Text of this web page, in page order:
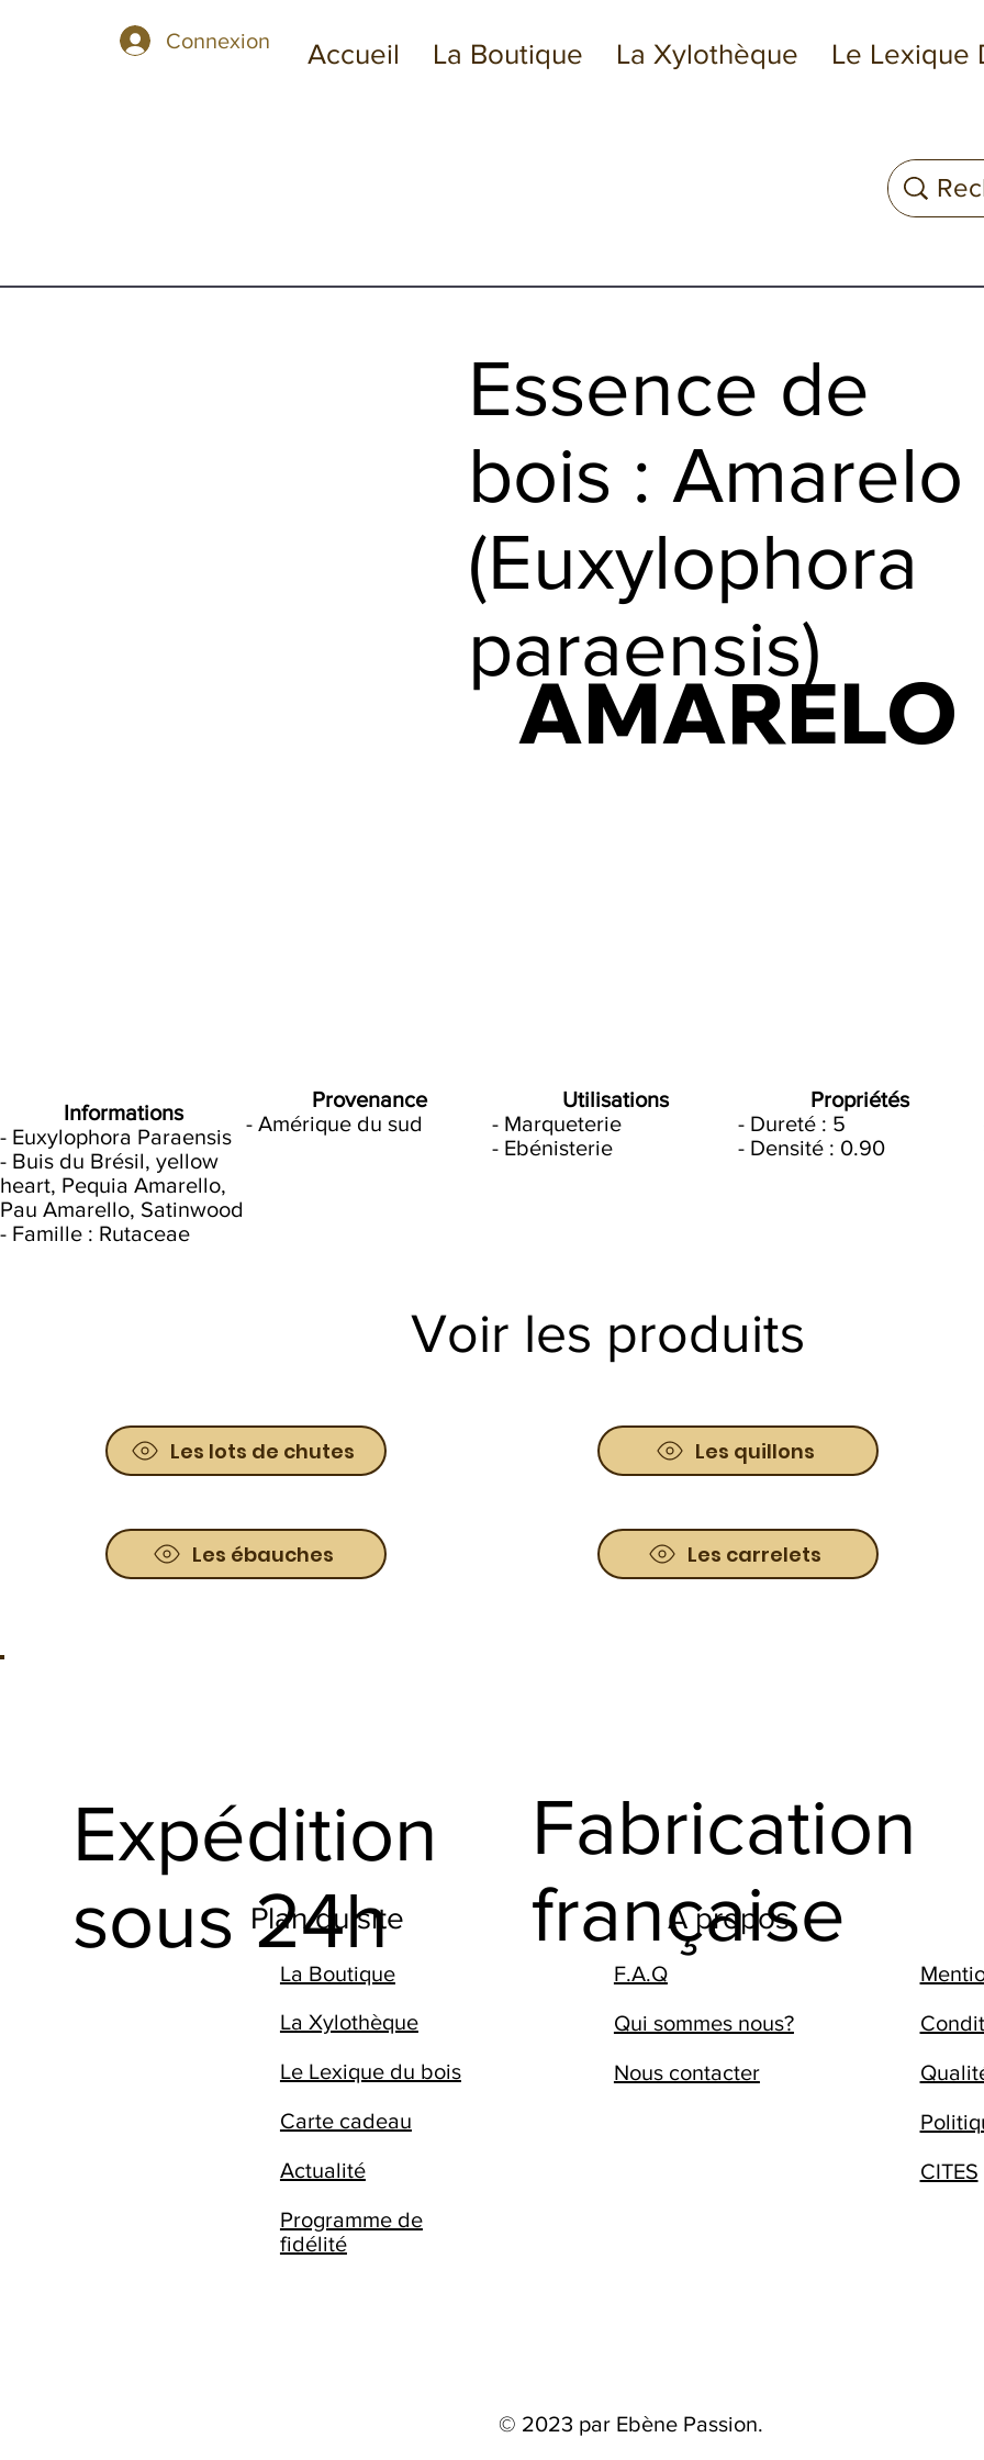
Connexion Accueil La Boutique La Xylothèque Le Lexique
Essence de
bois : Amarelo
(Euxylophora
paraensis)
AMARELO
AMARELO
Informations
- Euxylophora Paraensis
- Buis du Brésil, yellow
heart, Pequia Amarello,
Pau Amarello, Satinwood
- Famille : Rutaceae
Provenance
- Amérique du sud​
Utilisations
- Marqueterie
- Ebénisterie
Propriétés
- Dureté : 5
- Densité : 0.90
Voir les produits
Les lots de chutes
Les ébauches
Les quillons
Les carrelets
La Boutique
La Xylothèque
Le Lexique du bois
Carte cadeau
Actualité
Programme de
fidélité
F.A.Q
Qui sommes nous?
Nous contacter
A propos
Plan du site
CITES
Expédition
sous 24h
Fabrication
française
© 2023 par Ebène Passion.